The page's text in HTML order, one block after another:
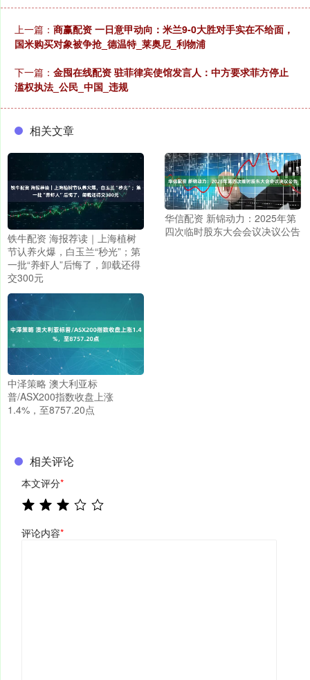
上一篇： 商赢配资 一日意甲动向：米兰9-0大胜对手实在不给面，
国米购买对象被争抢_德温特_莱奥尼_利物浦
下一篇： 金囤在线配资 驻菲律宾使馆发言人：中方要求菲方停止
滥权执法_公民_中国_违规
相关文章
铁牛配资 海报荐读｜上海植树
节认养火爆，白玉兰“秒光”；第
一批“养虾人”后悔了，卸载还得
交300元
华信配资 新锦动力：2025年第
四次临时股东大会会议决议公告
中泽策略 澳大利亚标
普/ASX200指数收盘上涨
1.4%，至8757.20点
相关评论
本文评分*
评论内容*